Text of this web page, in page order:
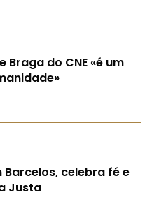
do CNE «é um
Barcelos, celebra fé e
Justa